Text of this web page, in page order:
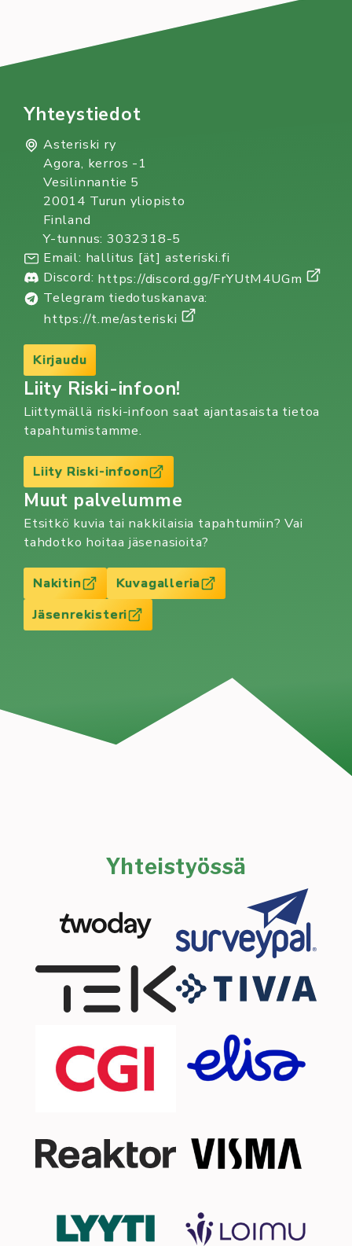
Yhteystiedot
Asteriski ry
Agora, kerros -1
Vesilinnantie 5
20014 Turun yliopisto
Finland
Y-tunnus: 3032318-5
Email: hallitus [ät] asteriski.fi
Discord: https://discord.gg/FrYUtM4UGm
Telegram tiedotuskanava:
https://t.me/asteriski
Kirjaudu
Liity Riski-infoon!
Liittymällä riski-infoon saat ajantasaista tietoa
tapahtumistamme.
Liity Riski-infoon
Muut palvelumme
Etsitkö kuvia tai nakkilaisia tapahtumiin? Vai
tahdotko hoitaa jäsenasioita?
Nakitin
Kuvagalleria
Jäsenrekisteri
Yhteistyössä